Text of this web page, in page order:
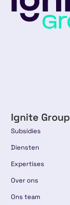
Ignite Group
Subsidies
Diensten
Expertises
Over ons
Ons team